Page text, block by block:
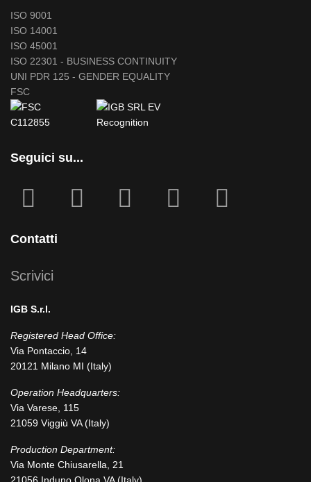
ISO 9001
ISO 14001
ISO 45001
ISO 22301 - BUSINESS CONTINUITY
UNI PDR 125 - GENDER EQUALITY
FSC
Seguici su...
square
Contatti
Scrivici
IGB S.r.l.
Registered Head Office:
Via Pontaccio, 14
20121 Milano MI (Italy)
Operation Headquarters:
Via Varese, 115
21059 Viggiù VA (Italy)
Production Department:
Via Monte Chiusarella, 21
21056 Induno Olona VA (Italy)